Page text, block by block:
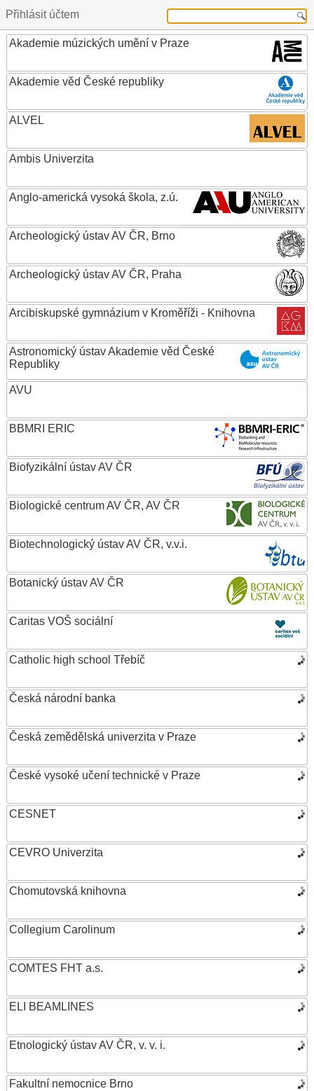
Přihlásit účtem
Akademie múzických umění v Praze
Akademie věd České republiky
ALVEL
Ambis Univerzita
Anglo-americká vysoká škola, z.ú.
Archeologický ústav AV ČR, Brno
Archeologický ústav AV ČR, Praha
Arcibiskupské gymnázium v Kroměříži - Knihovna
Astronomický ústav Akademie věd České
Republiky
AVU
BBMRI ERIC
Biofyzikální ústav AV ČR
Biologické centrum AV ČR, AV ČR
Biotechnologický ústav AV ČR, v.v.i.
Botanický ústav AV ČR
Caritas VOŠ sociální
Catholic high school Třebíč
Česká národní banka
Česká zemědělská univerzita v Praze
České vysoké učení technické v Praze
CESNET
CEVRO Univerzita
Chomutovská knihovna
Collegium Carolinum
COMTES FHT a.s.
ELI BEAMLINES
Etnologický ústav AV ČR, v. v. i.
Fakultní nemocnice Brno